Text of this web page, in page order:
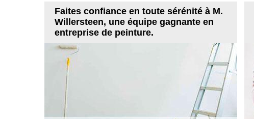
Faites confiance en toute sérénité à M.
Willersteen, une équipe gagnante en
entreprise de peinture.